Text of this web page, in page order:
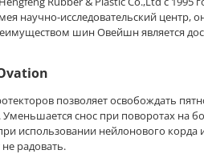
научно-исследовательский
шин Овейшн является
позволяет освобождать
Уменьшается снос при поворотах на
использовании нейлонового
радовать.